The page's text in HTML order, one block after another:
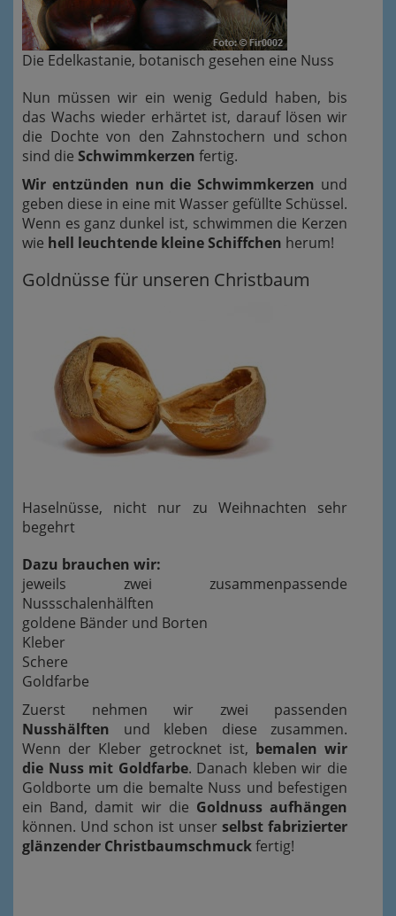
Die Edelkastanie, botanisch gesehen eine Nuss
Nun müssen wir ein wenig Geduld haben, bis
das Wachs wieder erhärtet ist, darauf lösen wir
die Dochte von den Zahnstochern und schon
sind die Schwimmkerzen fertig.
Wir entzünden nun die Schwimmkerzen und
geben diese in eine mit Wasser gefüllte Schüssel.
Wenn es ganz dunkel ist, schwimmen die Kerzen
wie hell leuchtende kleine Schiffchen herum!
Goldnüsse für unseren Christbaum
Haselnüsse, nicht nur zu Weihnachten sehr
begehrt
Dazu brauchen wir:
jeweils zwei zusammenpassende
Nussschalenhälften
goldene Bänder und Borten
Kleber
Schere
Goldfarbe
Zuerst nehmen wir zwei passenden
Nusshälften und kleben diese zusammen.
Wenn der Kleber getrocknet ist, bemalen wir
die Nuss mit Goldfarbe. Danach kleben wir die
Goldborte um die bemalte Nuss und befestigen
ein Band, damit wir die Goldnuss aufhängen
können. Und schon ist unser selbst fabrizierter
glänzender Christbaumschmuckfertig!